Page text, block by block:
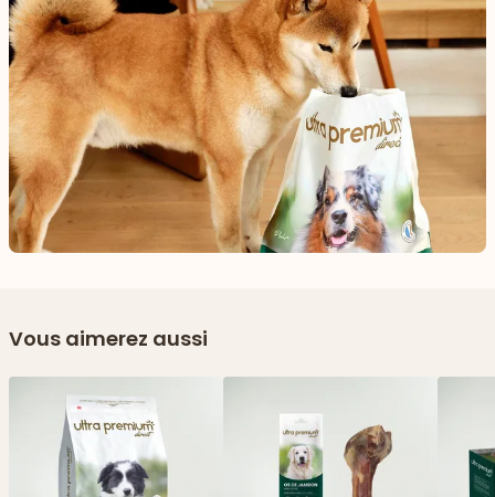
Vous aimerez aussi